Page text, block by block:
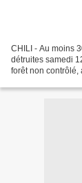
CHILI - Au moins
détruites samedi
forêt non